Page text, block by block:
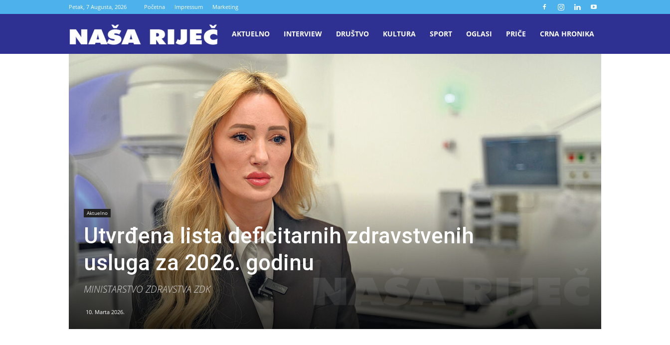
Petak, 7 Augusta, 2026 Početna Impressum Marketing
Naša
riječ
Zenica
AKTUELNO INTERVIEW DRUŠTVO KULTURA SPORT OGLASI PRIČE CRNA HRONIKA
Aktuelno
Utvrđena lista deficitarnih zdravstvenih
usluga za 2026. godinu
MINISTARSTVO ZDRAVSTVA ZDK
10. Marta 2026.